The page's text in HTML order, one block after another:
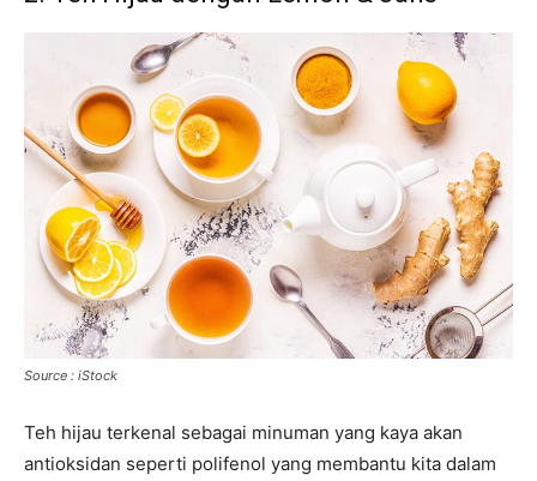
Source : iStock
Teh hijau terkenal sebagai minuman yang kaya akan
antioksidan seperti polifenol yang membantu kita dalam